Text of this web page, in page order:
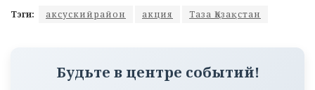
Тэги: аксускийрайон акция Таза Қазақстан
Будьте в центре событий!